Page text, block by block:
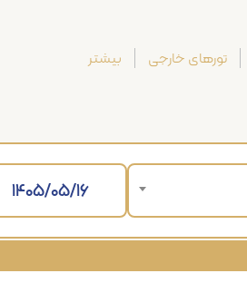
تورهای خارجی بیشتر